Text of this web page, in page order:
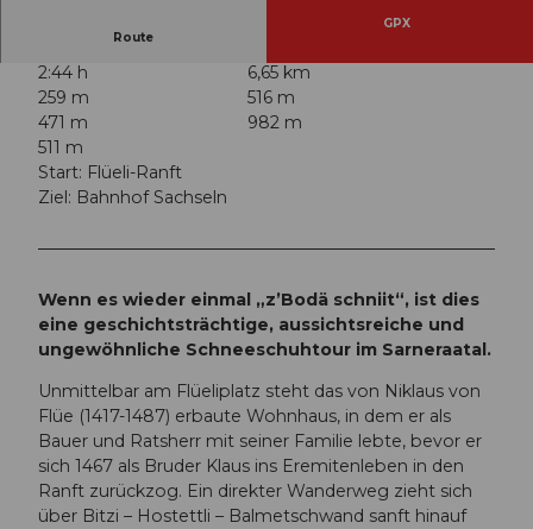
Route
GPX
2:44 h
6,65 km
259 m
516 m
471 m
982 m
511 m
Start: Flüeli-Ranft
Ziel: Bahnhof Sachseln
Wenn es wieder einmal „z’Bodä schniit“, ist dies
eine geschichtsträchtige, aussichtsreiche und
ungewöhnliche Schneeschuhtour im Sarneraatal.
Unmittelbar am Flüeliplatz steht das von Niklaus von
Flüe (1417-1487) erbaute Wohnhaus, in dem er als
Bauer und Ratsherr mit seiner Familie lebte, bevor er
sich 1467 als Bruder Klaus ins Eremitenleben in den
Ranft zurückzog. Ein direkter Wanderweg zieht sich
über Bitzi – Hostettli – Balmetschwand sanft hinauf